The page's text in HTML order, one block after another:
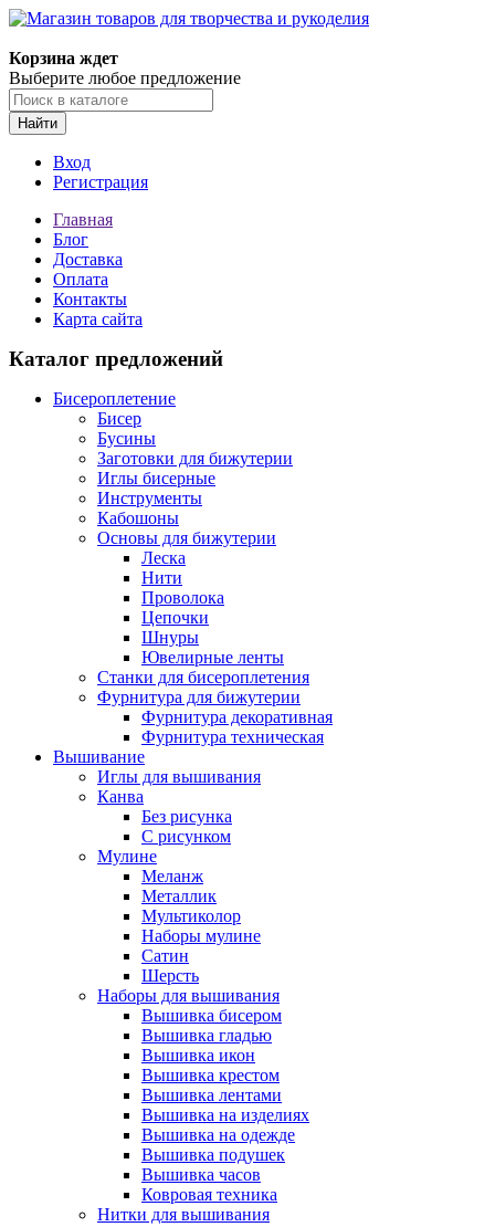
Корзина ждет
Выберите любое предложение
Найти
Вход
Регистрация
Главная
Блог
Доставка
Оплата
Контакты
Карта сайта
Каталог предложений
Бисероплетение
Бисер
Бусины
Заготовки для бижутерии
Иглы бисерные
Инструменты
Кабошоны
Основы для бижутерии
Леска
Нити
Проволока
Цепочки
Шнуры
Ювелирные ленты
Станки для бисероплетения
Фурнитура для бижутерии
Фурнитура декоративная
Фурнитура техническая
Вышивание
Иглы для вышивания
Канва
Без рисунка
С рисунком
Мулине
Меланж
Металлик
Мультиколор
Наборы мулине
Сатин
Шерсть
Наборы для вышивания
Вышивка бисером
Вышивка гладью
Вышивка икон
Вышивка крестом
Вышивка лентами
Вышивка на изделиях
Вышивка на одежде
Вышивка подушек
Вышивка часов
Ковровая техника
Нитки для вышивания